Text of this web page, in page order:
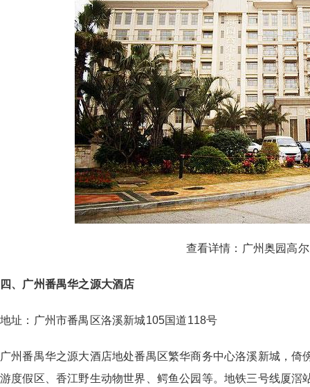
查看详情： 广州奥园高
四、广州番禺华之源大酒店
地址：广州市番禺区洛溪新城105国道118号
广州番禺华之源大酒店地处番禺区繁华商务中心洛溪新城，
游度假区、香江野生动物世界、鳄鱼公园等。地铁三号线厦滘